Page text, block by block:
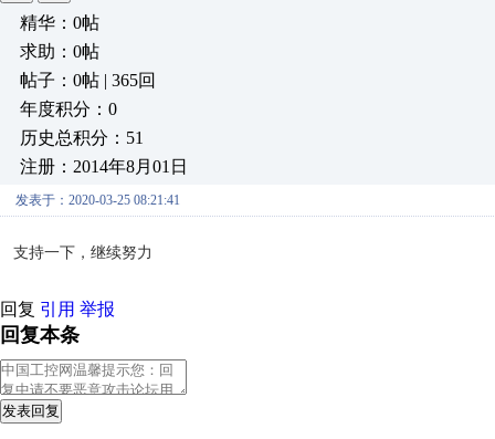
精华：0帖
求助：0帖
帖子：0帖 | 365回
年度积分：0
历史总积分：51
注册：2014年8月01日
发表于：2020-03-25 08:21:41
支持一下，继续努力
回复 引用 举报
回复本条
发表回复